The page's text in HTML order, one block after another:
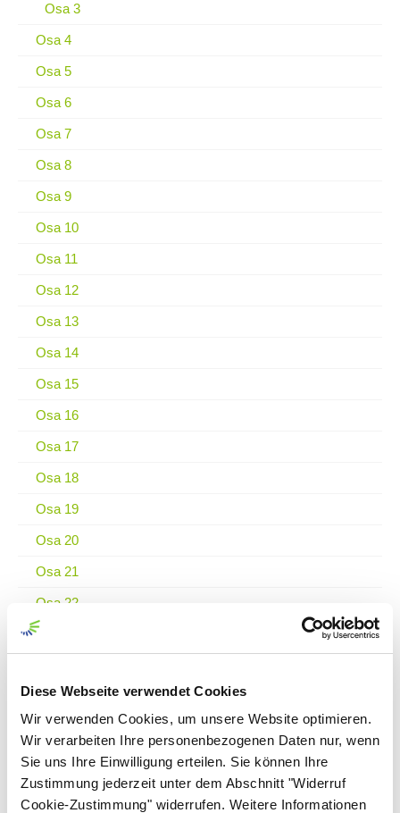
Diese Webseite verwendet Cookies
Wir verwenden Cookies, um unsere Website optimieren.
Wir verarbeiten Ihre personenbezogenen Daten nur, wenn
Sie uns Ihre Einwilligung erteilen. Sie können Ihre
Zustimmung jederzeit unter dem Abschnitt "Widerruf
Cookie-Zustimmung" widerrufen. Weitere Informationen
Osa 3
Osa 4
Osa 5
Osa 6
Osa 7
Osa 8
Osa 9
Osa 10
Osa 11
Osa 12
Osa 13
Osa 14
Osa 15
Osa 16
Osa 17
Osa 18
Osa 19
Osa 20
Osa 21
Osa 22
Osa 23
Osa 25
Osa 26
Osa 27
Osa 28